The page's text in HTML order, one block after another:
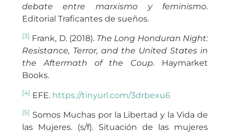
debate entre marxismo y feminismo.
Editorial Traficantes de sueños.
[3] Frank, D. (2018). The Long Honduran Night:
Resistance, Terror, and the United States in
the Aftermath of the Coup. Haymarket
Books.
[4] EFE. https://tinyurl.com/3drbexu6
[5] Somos Muchas por la Libertad y la Vida de
las Mujeres. (s/f). Situación de las mujeres